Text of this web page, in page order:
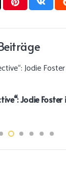
Jodie Foster